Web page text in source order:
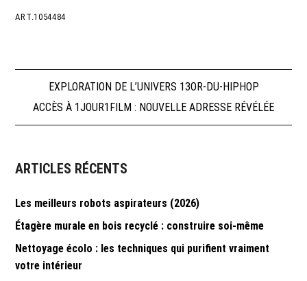
ART.1054484
Navigation
de
l’article
EXPLORATION DE L’UNIVERS 13OR-DU-HIPHOP
ACCÈS À 1JOUR1FILM : NOUVELLE ADRESSE RÉVÉLÉE
ARTICLES RÉCENTS
Les meilleurs robots aspirateurs (2026)
Étagère murale en bois recyclé : construire soi-même
Nettoyage écolo : les techniques qui purifient vraiment
votre intérieur